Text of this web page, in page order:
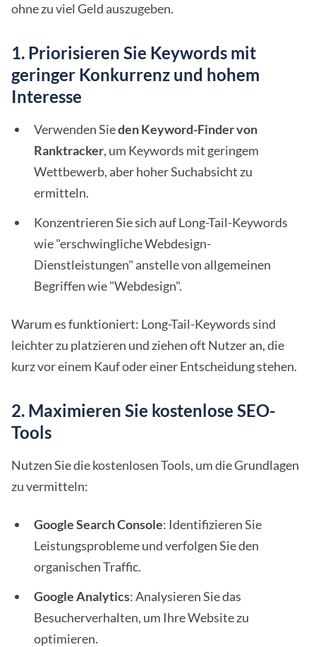
ohne zu viel Geld auszugeben.
1. Priorisieren Sie Keywords mit
geringer Konkurrenz und hohem
Interesse
Verwenden Sieden Keyword-Finder von
Ranktracker, um Keywords mit geringem
Wettbewerb, aber hoher Suchabsicht zu
ermitteln.
Konzentrieren Sie sich auf Long-Tail-Keywords
wie "erschwingliche Webdesign-
Dienstleistungen" anstelle von allgemeinen
Begriffen wie "Webdesign".
Warum es funktioniert: Long-Tail-Keywords sind
leichter zu platzieren und ziehen oft Nutzer an, die
kurz vor einem Kauf oder einer Entscheidung stehen.
2. Maximieren Sie kostenlose SEO-
Tools
Nutzen Sie die kostenlosen Tools, um die Grundlagen
zu vermitteln:
Google Search Console: Identifizieren Sie
Leistungsprobleme und verfolgen Sie den
organischen Traffic.
Google Analytics: Analysieren Sie das
Besucherverhalten, um Ihre Website zu
optimieren.